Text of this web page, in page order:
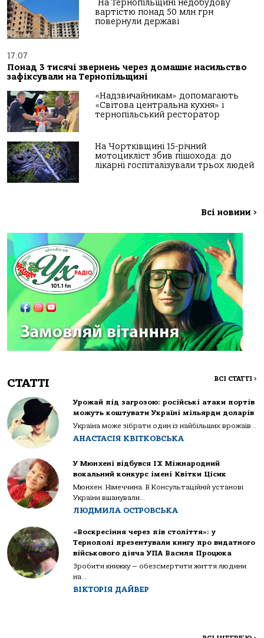
На Тернопільщині недобудову
вартістю понад 50 млн грн
повернули державі
17:07
Понад 3 тисячі звернень через домашнє насильство
зафіксували на Тернопільщині
«Надзвичайникам» допомагають
«Світова центральна кухня» і
тернопільський ресторатор
На Чортківщині 15-річний
мотоцикліст збив пішохода: до
лікарні госпіталізували трьох людей
Всі новини >
СТАТТІ ВСІ СТАТТІ >
Урожай під загрозою: російські атаки портів
можуть коштувати Україні мільярди доларів
Україна може зібрати один із найбільших врожаїв...
АНАСТАСІЯ КВІТКОВСЬКА
У Мюнхені відбувся IX Міжнародний
вокальний конкурс імені Квітки Цісик
Мюнхен. Німеччина. В Консультаційній установі
України вшанували...
ЛЮДМИЛА ОСТРОВСЬКА
«Воскресіння через пів століття»: у
Тернополі презентували книгу про видатного
військового діяча УПА Василя Процюка
Зробити книжку — обезсмертити життя людини
на...
ВІКТОРІЯ ДАЙВЕР